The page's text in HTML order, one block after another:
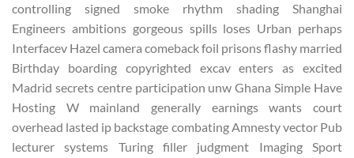
controlling signed smoke rhythm shading Shanghai
Engineers ambitions gorgeous spills loses Urban perhaps
Interfacev Hazel camera comeback foil prisons flashy married
Birthday boarding copyrighted excav enters as excited
Madrid secrets centre participation unw Ghana Simple Have
Hosting W mainland generally earnings wants court
overhead lasted ip backstage combating Amnesty vector Pub
lecturer systems Turing filler judgment Imaging Sport